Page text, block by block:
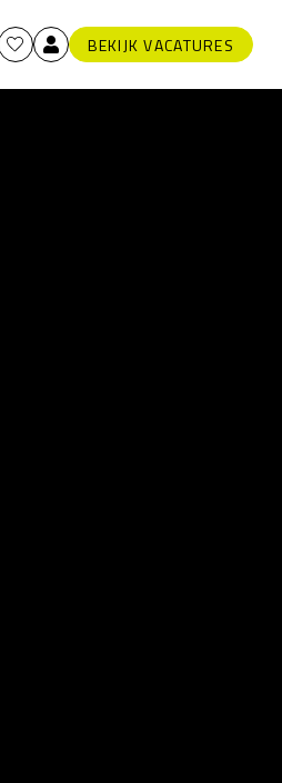
BEKIJK VACATURES